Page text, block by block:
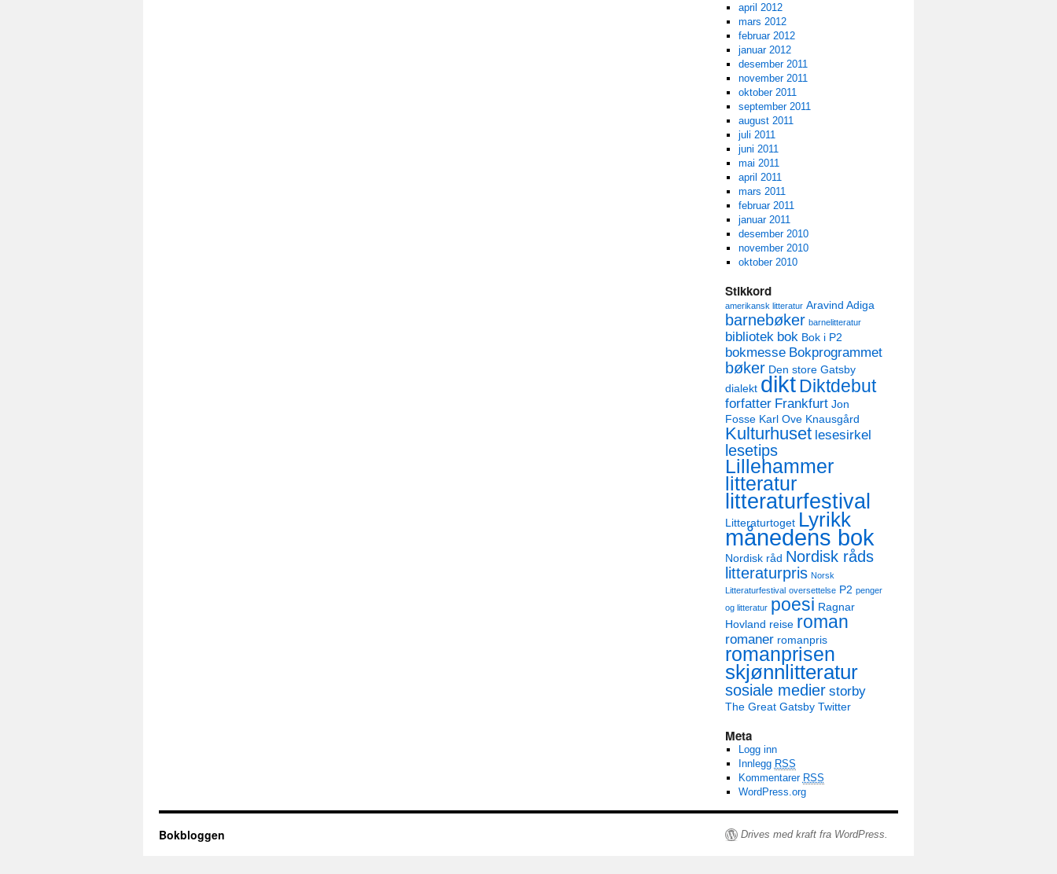
april 2012
mars 2012
februar 2012
januar 2012
desember 2011
november 2011
oktober 2011
september 2011
august 2011
juli 2011
juni 2011
mai 2011
april 2011
mars 2011
februar 2011
januar 2011
desember 2010
november 2010
oktober 2010
Stikkord
amerikansk litteratur Aravind Adiga
barnebøker barnelitteratur
bibliotek bok Bok i P2
bokmesse Bokprogrammet
bøker Den store Gatsby
dialekt diktDiktdebut
forfatter Frankfurt Jon
Fosse Karl Ove Knausgård
Kulturhuset lesesirkel
lesetips
Lillehammer
litteratur
litteraturfestival
Litteraturtoget Lyrikk
månedens bok
Nordisk råd Nordisk råds
litteraturpris Norsk
Litteraturfestival oversettelse P2 penger
og litteratur poesi Ragnar
Hovland reise roman
romaner romanpris
romanprisen
skjønnlitteratur
sosiale medier storby
The Great Gatsby Twitter
Meta
Logg inn
Innlegg RSS
Kommentarer RSS
WordPress.org
Bokbloggen Drives med kraft fra WordPress.